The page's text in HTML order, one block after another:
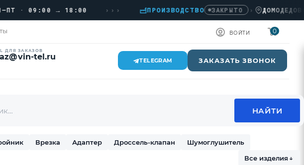
· 09:00 → 18:00 ››› ПРОИЗВОДСТВО ЗАКРЫТО › ДОМОДЕДОВО,
ВОЙТИ 0
ДЛЯ ЗАКАЗОВ
tel.ru TELEGRAM ЗАКАЗАТЬ ЗВОНОК
Врезка Адаптер Дроссель-клапан
Шумоглушитель
Все изделия ↓